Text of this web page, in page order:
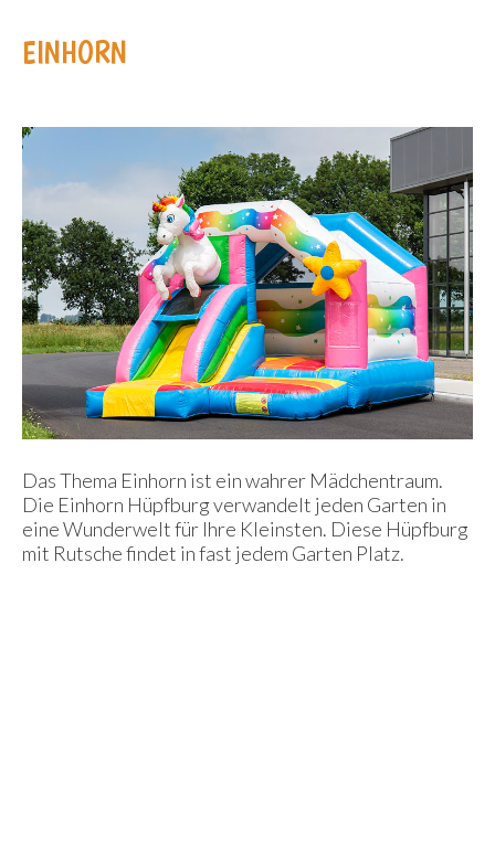
EINHORN
Das Thema Einhorn ist ein wahrer Mädchentraum.
Die Einhorn Hüpfburg verwandelt jeden Garten in
eine Wunderwelt für Ihre Kleinsten. Diese Hüpfburg
mit Rutsche findet in fast jedem Garten Platz.